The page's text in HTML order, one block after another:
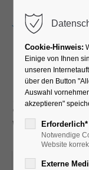
05.10.2024,
Cookie-Hinweis:
Einige von Ihnen
unseren
über den Button
Auswahl
akzeptieren"
Erforderlich*
Notwendige
Website
Externe